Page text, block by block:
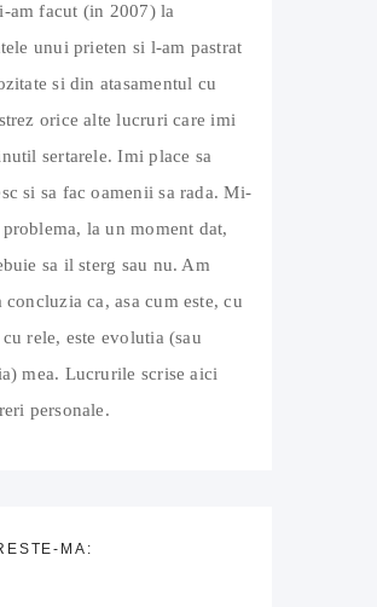
am facut (in 2007) la
unui prieten si l-am pastrat
si din atasamentul cu
orice alte lucruri care imi
sertarele. Imi place sa
si sa fac oamenii sa rada. Mi-
la un moment dat,
sa il sterg sau nu. Am
concluzia ca, asa cum este, cu
rele, este evolutia (sau
mea. Lucrurile scrise aici
personale.
MA: